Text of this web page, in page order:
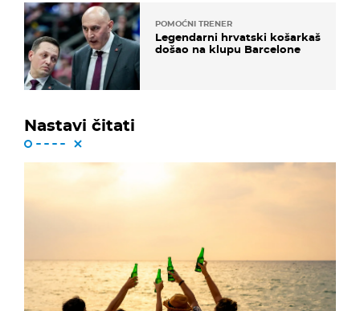
POMOĆNI TRENER
Legendarni hrvatski košarkaš
došao na klupu Barcelone
Nastavi čitati